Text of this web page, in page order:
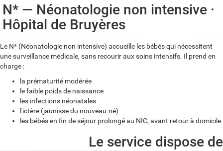
Votre
bébé
est
au
N*
(Bruyères)
N* — Néonatologie non intensive ·
Hôpital de Bruyères
Le N* (Néonatologie non intensive) accueille les bébés qui nécessitent
une surveillance médicale, sans recourir aux soins intensifs. Il prend en
charge :
la prématurité modérée
le faible poids de naissance
les infections néonatales
l'ictère (jaunisse du nouveau-né)
les bébés en fin de séjour prolongé au NIC, avant retour à domicile
Le service dispose de